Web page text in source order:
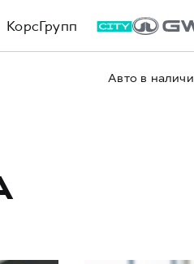
КорсГрупп
Авто в